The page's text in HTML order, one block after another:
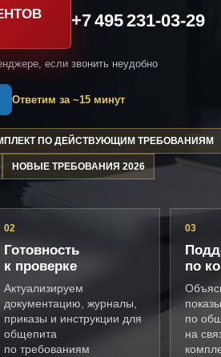
+7 495 231-03-29
если звонить неудобно
Ответим за ~15 минут
ПО ДЕЙСТВУЮЩИМ ТРЕБОВАНИЯМ
НОВЫЕ ТРЕБОВАНИЯ 2026
02
Готовность
к проверке
Актуализируем
документацию, журналы,
приказы и инструкции для
общепита
по требованиям
03
по
по
на